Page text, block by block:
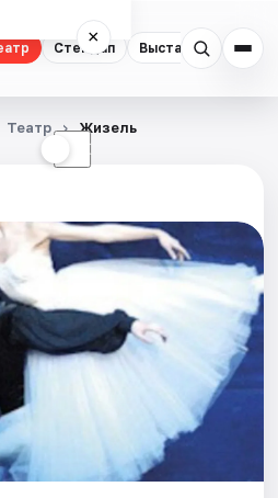
Стендап Выставки
×
☾
Театр Жизель